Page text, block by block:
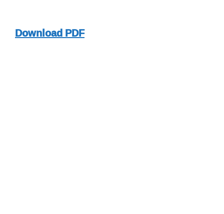
Download PDF